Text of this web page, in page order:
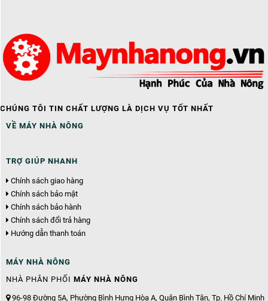
CHÚNG TÔI TIN CHẤT LƯỢNG LÀ DỊCH VỤ TỐT NHẤT
VỀ MÁY NHÀ NÔNG
TRỢ GIÚP NHANH
Chính sách giao hàng
Chính sách bảo mật
Chính sách bảo hành
Chính sách đổi trả hàng
Hướng dẫn thanh toán
MÁY NHÀ NÔNG
NHÀ PHÂN PHỐI MÁY NHÀ NÔNG
96-98 Đường 5A, Phường Bình Hưng Hòa A, Quận Bình Tân, Tp. Hồ Chí Minh